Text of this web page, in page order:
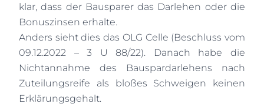
klar, dass der Bausparer das Darlehen oder die
Bonuszinsen erhalte.
Anders sieht dies das OLG Celle (Beschluss vom
09.12.2022 – 3 U 88/22). Danach habe die
Nichtannahme des Bauspardarlehens nach
Zuteilungsreife als bloßes Schweigen keinen
Erklärungsgehalt.